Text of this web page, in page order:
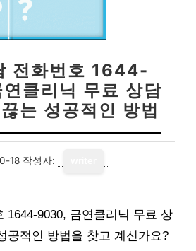
전화번호 1644-
클리닉 무료 상담
는 성공적인 방법
18 작성자:
1644-9030, 금연클리닉 무료 상
공적인 방법을 찾고 계신가요?